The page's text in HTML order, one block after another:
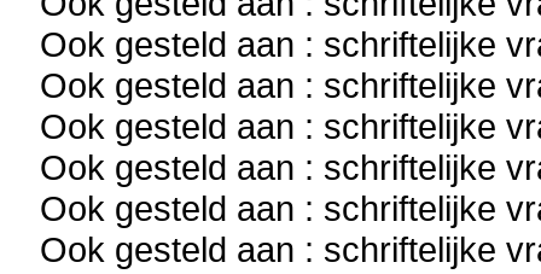
Ook gesteld aan : schriftelijke
Ook gesteld aan : schriftelijke
Ook gesteld aan : schriftelijke
Ook gesteld aan : schriftelijke
Ook gesteld aan : schriftelijke
Ook gesteld aan : schriftelijke